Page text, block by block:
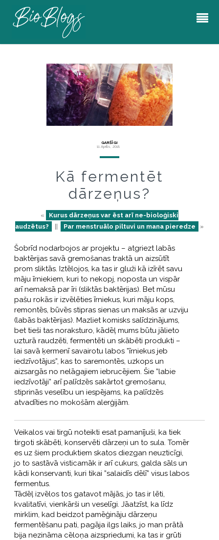
GARŠĪGI
11 Aprīlis, 2018
Kā fermentēt
dārzeņus?
«
Kurus dārzeņus var ēst arī ne-bioloģiski
audzētus?
Par menstruālo piltuvi un mana pieredze »
Šobrīd nodarbojos ar projektu – atgriezt labās
baktērijas savā gremošanas traktā un aizsūtīt
prom sliktās. Iztēlojos, ka tas ir gluži kā izīrēt savu
māju īrniekiem, kuri to nekopj, noposta un vispār
arī nemaksā par īri (sliktās baktērijas). Bet mūsu
pašu rokās ir izvēlēties īrniekus, kuri māju kops,
remontēs, būvēs stipras sienas un maksās ar uzviju
(labās baktērijas). Mazliet komisks salīdzinājums,
bet tieši tas noraksturo, kādēļ mums būtu jālieto
uzturā raudzēti, fermentēti un skābēti produkti –
lai savā ķermenī savairotu labos ”īrniekus jeb
iedzīvotājus”, kas to saremontēs, uzkops un
aizsargās no nelāgajiem iebrucējiem. Šie ”labie
iedzīvotāji” arī palīdzēs sakārtot gremošanu,
stiprinās veselību un iespējams, ka palīdzēs
atvadīties no mokošām alerģijām.
Veikalos vai tirgū noteikti esat pamanījuši, ka tiek
tirgoti skābēti, konservēti dārzeņi un to sula. Tomēr
es uz šiem produktiem skatos diezgan neuzticīgi,
jo to sastāvā visticamāk ir arī cukurs, galda sāls un
kādi konservanti, kuri tikai ”salaidīs dēlī” visus labos
fermentus.
Tādēļ izvēlos tos gatavot mājās, jo tas ir lēti,
kvalitatīvi, vienkārši un veselīgi. Jāatzīst, ka līdz
mirklim, kad beidzot pamēģināju dārzeņu
fermentēšanu pati, pagāja ilgs laiks, jo man prātā
bija nezināma cēloņa aizspriedumi, ka tas ir grūti